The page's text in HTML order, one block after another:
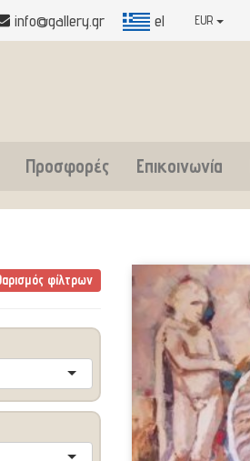
info@gallery.gr el EUR
Προσφορές Επικοινωνία
φίλτρων